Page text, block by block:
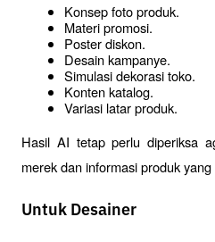
Konsep foto produk.
Materi promosi.
Poster diskon.
Desain kampanye.
Simulasi dekorasi toko.
Konten katalog.
Variasi latar produk.
Hasil AI tetap perlu diperiksa
merek dan informasi produk
Untuk Desainer